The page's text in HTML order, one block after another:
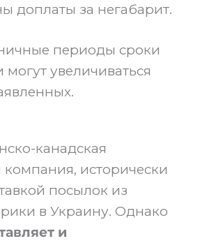
доплаты за негабарит.
периоды сроки
могут увеличиваться
канадская
компания, исторически
посылок из
в Украину. Однако
и